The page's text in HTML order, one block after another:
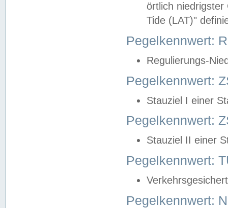
örtlich
Tide (LAT)"
Pegelkennwert:
Regulierungs-
Pegelkennwert:
Stauziel I einer
Pegelkennwert:
Stauziel II einer
Pegelkennwert:
Pegelkennwert: